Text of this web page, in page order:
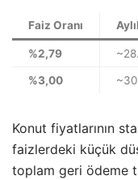
Faiz Oranı
%2,79
%3,00
Konut fiyatlarının
faizlerdeki küçük
toplam geri ödeme